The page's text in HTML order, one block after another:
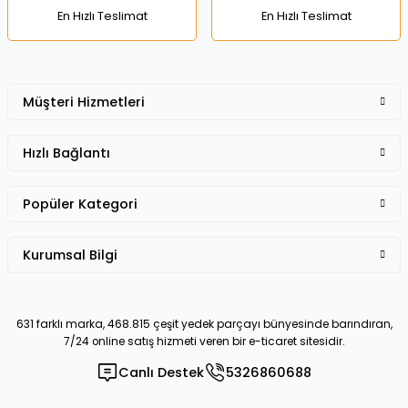
En Hızlı Teslimat En Hızlı Teslimat
631 farklı marka, 468.815 çeşit yedek parçayı bünyesinde barındıran,
7/24 online satış hizmeti veren bir e-ticaret sitesidir.
Canlı Destek 5326860688
Müşteri Hizmetleri
Hızlı Bağlantı
Popüler Kategori
Kurumsal Bilgi